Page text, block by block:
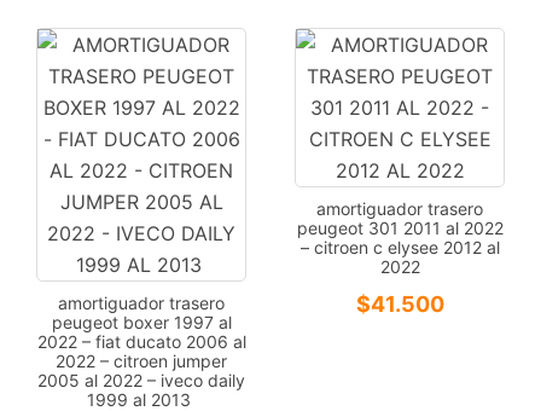
amortiguador trasero
peugeot boxer 1997 al
2022 – fiat ducato 2006 al
2022 – citroen jumper
2005 al 2022 – iveco daily
1999 al 2013
amortiguador trasero
peugeot 301 2011 al 2022
– citroen c elysee 2012 al
2022
$41.500